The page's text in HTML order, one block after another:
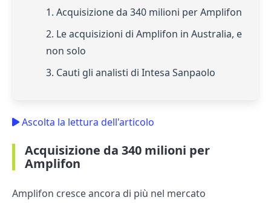
1. Acquisizione da 340 milioni per Amplifon
2. Le acquisizioni di Amplifon in Australia, e
non solo
3. Cauti gli analisti di Intesa Sanpaolo
Ascolta la lettura dell'articolo
Acquisizione da 340 milioni per
Amplifon
Amplifon cresce ancora di più nel mercato